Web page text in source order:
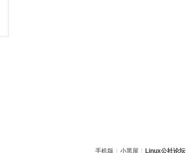
手机版 小黑屋 Linux公社论坛